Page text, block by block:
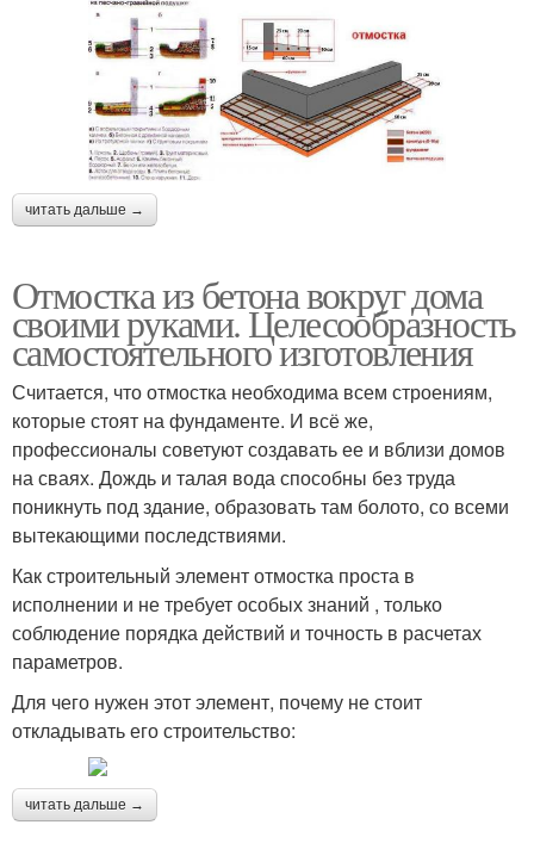
читать дальше →
Отмостка из бетона вокруг дома
своими руками. Целесообразность
самостоятельного изготовления
Считается, что отмостка необходима всем строениям,
которые стоят на фундаменте. И всё же,
профессионалы советуют создавать ее и вблизи домов
на сваях. Дождь и талая вода способны без труда
поникнуть под здание, образовать там болото, со всеми
вытекающими последствиями.
Как строительный элемент отмостка проста в
исполнении и не требует особых знаний , только
соблюдение порядка действий и точность в расчетах
параметров.
Для чего нужен этот элемент, почему не стоит
откладывать его строительство:
читать дальше →